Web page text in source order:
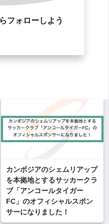
フォローしよう
カンボジアのシェムリアップ
を本拠地とするサッカークラ
ブ「アンコールタイガー
FC」のオフィシャルスポン
サーになりました！